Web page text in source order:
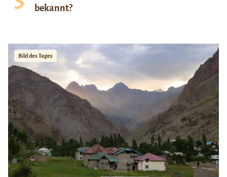
bekannt?
Bild des Tages